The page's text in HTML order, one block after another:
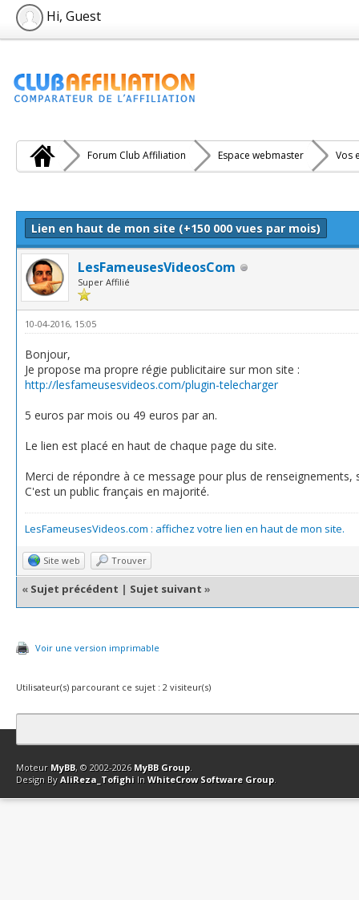
Hi, Guest
Forum Club Affiliation Espace webmaster Vos
Lien en haut de mon site (+150 000 vues par mois)
LesFameusesVideosCom
Super Affilié
10-04-2016, 15:05
Bonjour,
Je propose ma propre régie publicitaire sur mon site :
http://lesfameusesvideos.com/plugin-telecharger
5 euros par mois ou 49 euros par an.
Le lien est placé en haut de chaque page du site.
Merci de répondre à ce message pour plus de
C'est un public français en majorité.
LesFameusesVideos.com : affichez votre lien en haut de mon site.
Site web Trouver
« Sujet précédent | Sujet suivant »
Voir une version imprimable
Utilisateur(s) parcourant ce sujet : 2 visiteur(s)
Contact Club Affiliation Retourner en haut Version bas-débit
Moteur MyBB, © 2002-2026 MyBB Group.
Design By AliReza_Tofighi In WhiteCrow Software Group.